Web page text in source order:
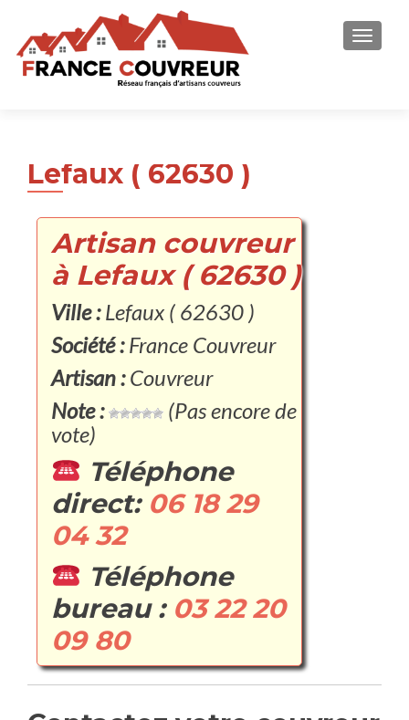
Lefaux ( 62630 )
Artisan couvreur
à Lefaux ( 62630 )
Ville :Lefaux ( 62630 )
Société :France Couvreur
Artisan :Couvreur
Note :
(Pas encore de
vote)
Téléphone
direct: 06 18 29
04 32
Téléphone
bureau : 03 22 20
09 80